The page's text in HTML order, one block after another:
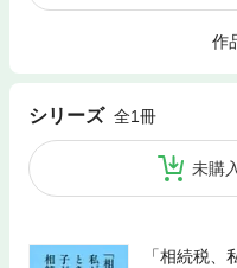
作
シリーズ 全1冊
未購
「相続税